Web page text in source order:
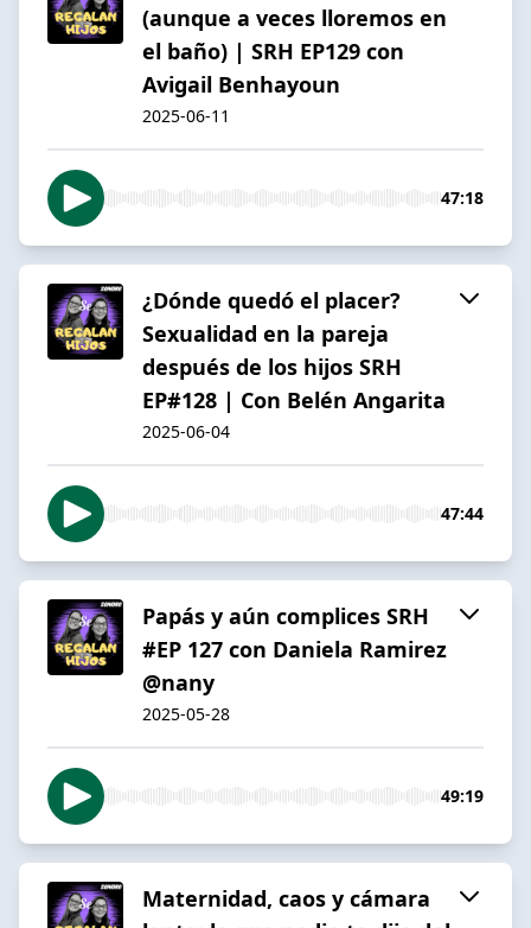
(aunque a veces lloremos en
el baño) | SRH EP129 con
Avigail Benhayoun
2025-06-11
47:18
¿Dónde quedó el placer?
Sexualidad en la pareja
después de los hijos SRH
EP#128 | Con Belén Angarita
2025-06-04
47:44
Papás y aún complices SRH
#EP 127 con Daniela Ramirez
@nany
2025-05-28
49:19
Maternidad, caos y cámara